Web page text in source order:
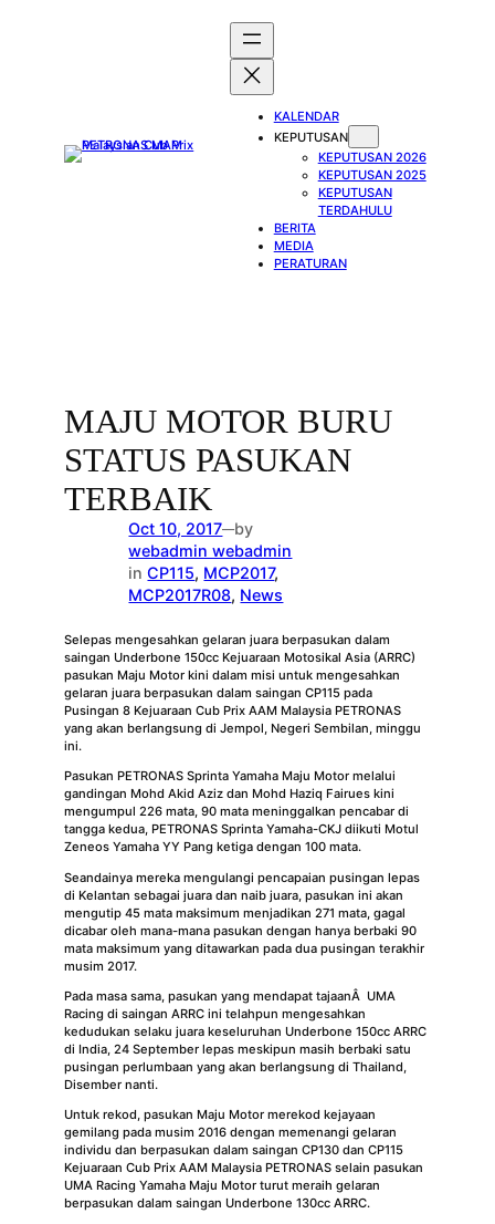
KALENDAR
KEPUTUSAN
KEPUTUSAN 2026
KEPUTUSAN 2025
KEPUTUSAN
TERDAHULU
BERITA
MEDIA
PERATURAN
MAJU MOTOR BURU
STATUS PASUKAN
TERBAIK
Oct 10, 2017—by
webadmin webadmin
inCP115, MCP2017
MCP2017R08, News
Selepas mengesahkan gelaran juara berpasukan dalam
saingan Underbone 150cc Kejuaraan Motosikal Asia (ARRC)
pasukan Maju Motor kini dalam misi untuk mengesahkan
gelaran juara berpasukan dalam saingan CP115 pada
Pusingan 8 Kejuaraan Cub Prix AAM Malaysia PETRONAS
yang akan berlangsung di Jempol, Negeri Sembilan, minggu
ini.
Pasukan PETRONAS Sprinta Yamaha Maju Motor melalui
gandingan Mohd Akid Aziz dan Mohd Haziq Fairues kini
mengumpul 226 mata, 90 mata meninggalkan pencabar di
tangga kedua, PETRONAS Sprinta Yamaha-CKJ diikuti Motul
Zeneos Yamaha YY Pang ketiga dengan 100 mata.
Seandainya mereka mengulangi pencapaian pusingan lepas
di Kelantan sebagai juara dan naib juara, pasukan ini akan
mengutip 45 mata maksimum menjadikan 271 mata, gagal
dicabar oleh mana-mana pasukan dengan hanya berbaki 90
mata maksimum yang ditawarkan pada dua pusingan terakhir
musim 2017.
Pada masa sama, pasukan yang mendapat tajaanÂ UMA
Racing di saingan ARRC ini telahpun mengesahkan
kedudukan selaku juara keseluruhan Underbone 150cc ARRC
di India, 24 September lepas meskipun masih berbaki satu
pusingan perlumbaan yang akan berlangsung di Thailand,
Disember nanti.
Untuk rekod, pasukan Maju Motor merekod kejayaan
gemilang pada musim 2016 dengan memenangi gelaran
individu dan berpasukan dalam saingan CP130 dan CP115
Kejuaraan Cub Prix AAM Malaysia PETRONAS selain pasukan
UMA Racing Yamaha Maju Motor turut meraih gelaran
berpasukan dalam saingan Underbone 130cc ARRC.